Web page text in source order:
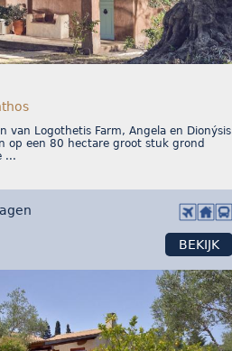
van Logothetis Farm, Angela en Dionýsis
op een 80 hectare groot stuk grond
...
BEKIJK